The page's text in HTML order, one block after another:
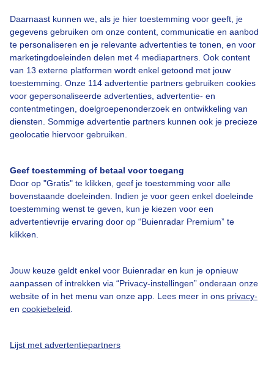
Daarnaast kunnen we, als je hier toestemming voor geeft, je
gegevens gebruiken om onze content, communicatie en aanbod
te personaliseren en je relevante advertenties te tonen, en voor
marketingdoeleinden delen met 4 mediapartners. Ook content
van 13 externe platformen wordt enkel getoond met jouw
toestemming. Onze 114 advertentie partners gebruiken cookies
voor gepersonaliseerde advertenties, advertentie- en
contentmetingen, doelgroepenonderzoek en ontwikkeling van
diensten. Sommige advertentie partners kunnen ook je precieze
geolocatie hiervoor gebruiken.
Geef toestemming of betaal voor toegang
Door op "Gratis" te klikken, geef je toestemming voor alle
bovenstaande doeleinden. Indien je voor geen enkel doeleinde
toestemming wenst te geven, kun je kiezen voor een
advertentievrije ervaring door op “Buienradar Premium” te
klikken.
Jouw keuze geldt enkel voor Buienradar en kun je opnieuw
aanpassen of intrekken via “Privacy-instellingen” onderaan onze
website of in het menu van onze app. Lees meer in ons privacy-
en cookiebeleid
Lijst met advertentiepartners
Over Buienradar
Bedrijfsgegevens
Contact
Toegankelijkheid
Gebruikersvoorwaarden
Adverteren
Privacy beleid
Cookie beleid